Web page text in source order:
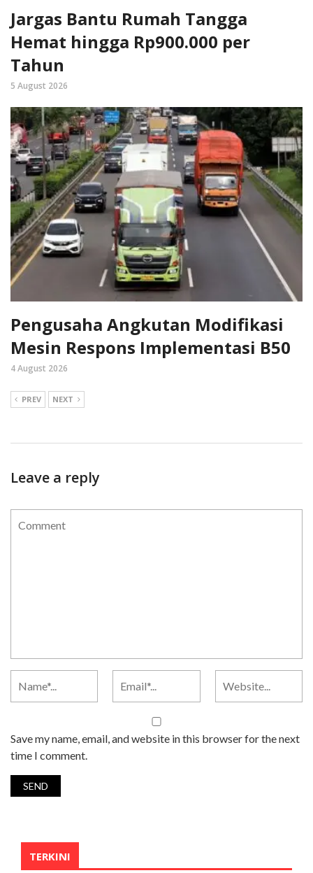
Jargas Bantu Rumah Tangga
Hemat hingga Rp900.000 per
Tahun
5 August 2026
Pengusaha Angkutan Modifikasi
Mesin Respons Implementasi B50
4 August 2026
PREV NEXT
Leave a reply
Save my name, email, and website in this browser for the next
time I comment.
TERKINI